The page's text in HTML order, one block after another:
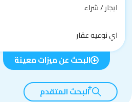
ايجار / شراء
اي نوعيه عقار
البحث عن ميزات معينة
البحث المتقدم